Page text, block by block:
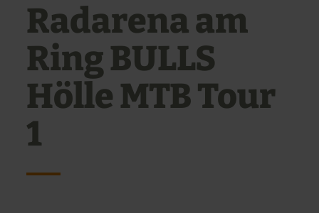
Radarena am
Ring BULLS
Hölle MTB Tour
1